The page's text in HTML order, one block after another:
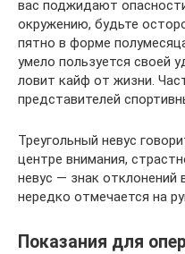
вас поджидают
окружению, будьте
пятно в форме
умело пользуется своей
ловит кайф от жизни.
представителей
Треугольный невус
центре внимания,
невус — знак отклонений
нередко отмечается на
Показания для